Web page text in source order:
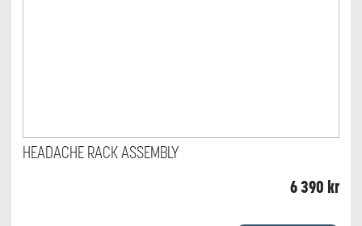
HEADACHE RACK ASSEMBLY
6 390 kr